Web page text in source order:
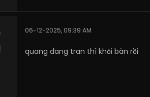
06-12-2025, 09:39 AM
quang dang tran thì khỏi bàn rồi